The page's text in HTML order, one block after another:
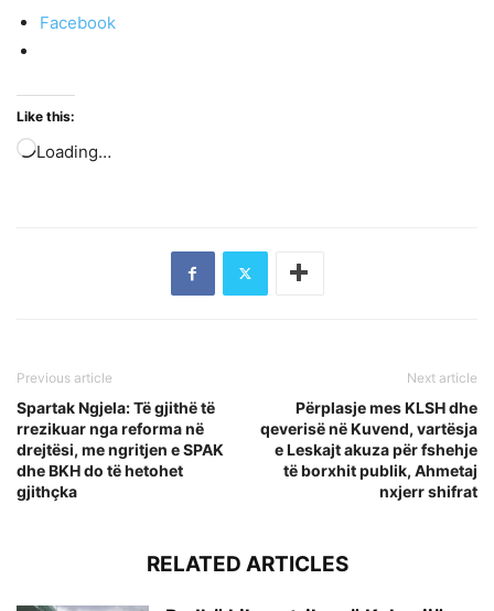
Facebook
Like this:
Loading…
Previous article
Spartak Ngjela: Të gjithë të
rrezikuar nga reforma në
drejtësi, me ngritjen e SPAK
dhe BKH do të hetohet
gjithçka
Next article
Përplasje mes KLSH dhe
qeverisë në Kuvend, vartësja
e Leskajt akuza për fshehje
të borxhit publik, Ahmetaj
nxjerr shifrat
RELATED ARTICLES